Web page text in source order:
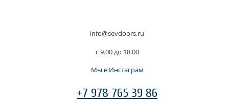
info@sevdoors.ru
c 9.00 до 18.00
Мы в Инстаграм
+7 978 765 39 86